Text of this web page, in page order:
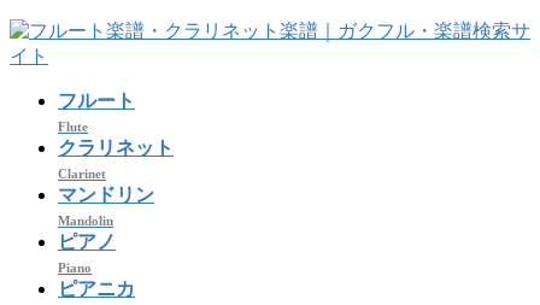
コ
ン
ナ
ビ
フルート
Flute
クラリネット
Clarinet
マンドリン
Mandolin
ピアノ
Piano
ピアニカ